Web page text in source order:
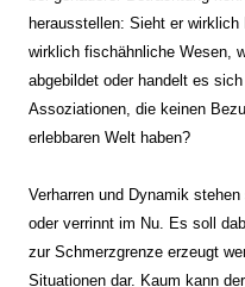
herausstellen: Sieht er
wirklich fischähnliche Wesen,
abgebildet oder handelt es
Assoziationen, die keinen
erlebbaren Welt haben?
Verharren und Dynamik
oder verrinnt im Nu. Es soll
zur Schmerzgrenze erzeugt
Situationen dar. Kaum kann